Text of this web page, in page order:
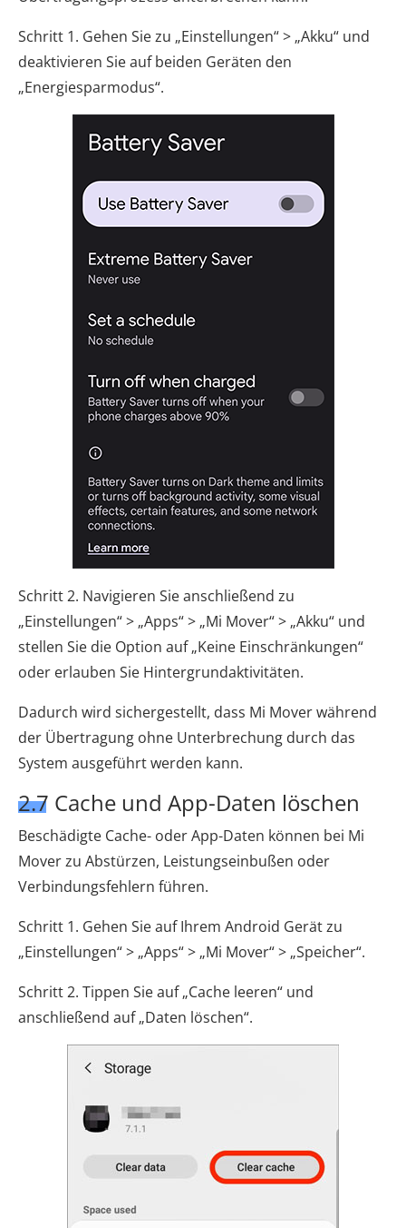
Schritt 1. Gehen Sie zu „Einstellungen“ > „Akku“ und
deaktivieren Sie auf beiden Geräten den
„Energiesparmodus“.
Schritt 2. Navigieren Sie anschließend zu
„Einstellungen“ > „Apps“ > „Mi Mover“ > „Akku“ und
stellen Sie die Option auf „Keine Einschränkungen“
oder erlauben Sie Hintergrundaktivitäten.
Dadurch wird sichergestellt, dass Mi Mover während
der Übertragung ohne Unterbrechung durch das
System ausgeführt werden kann.
2.7 Cache und App-Daten löschen
Beschädigte Cache- oder App-Daten können bei Mi
Mover zu Abstürzen, Leistungseinbußen oder
Verbindungsfehlern führen.
Schritt 1. Gehen Sie auf Ihrem Android Gerät zu
„Einstellungen“ > „Apps“ > „Mi Mover“ > „Speicher“.
Schritt 2. Tippen Sie auf „Cache leeren“ und
anschließend auf „Daten löschen“.